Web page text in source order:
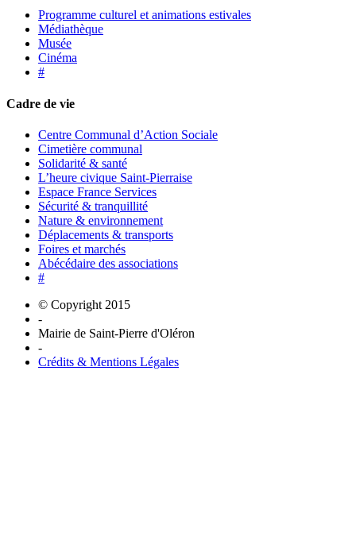
Programme culturel et animations estivales
Médiathèque
Musée
Cinéma
#
Cadre de vie
Centre Communal d’Action Sociale
Cimetière communal
Solidarité & santé
L’heure civique Saint-Pierraise
Espace France Services
Sécurité & tranquillité
Nature & environnement
Déplacements & transports
Foires et marchés
Abécédaire des associations
#
© Copyright 2015
-
Mairie de Saint-Pierre d'Oléron
-
Crédits & Mentions Légales